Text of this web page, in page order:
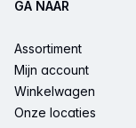
GA NAAR
Assortiment
Mijn account
Winkelwagen
Onze locaties